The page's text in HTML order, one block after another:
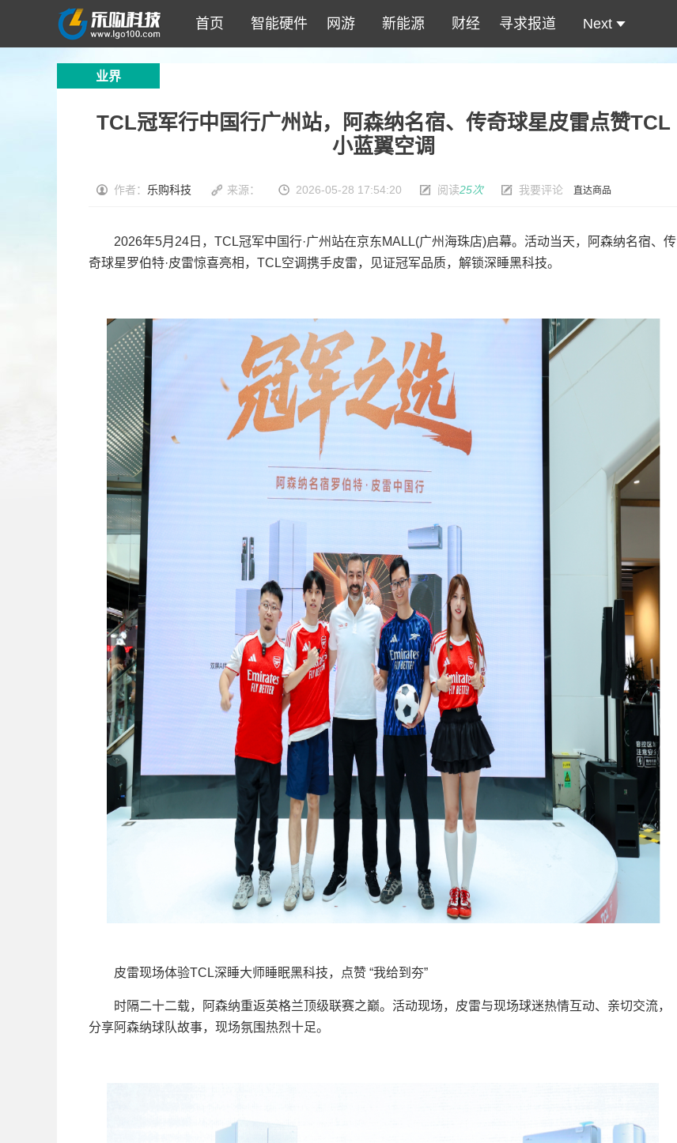
首页 智能硬件 网游 新能源 财经 寻求报道 Next
业界
TCL冠军行中国行广州站，阿森纳名宿、传奇球星皮雷点赞TCL
小蓝翼空调
作者： 乐购科技 来源： 2026-05-28 17:54:20 阅读25次 我要评论 直达商品
2026年5月24日，TCL冠军中国行·广州站在京东MALL(广州海珠店)启幕。活动当天，阿森纳名宿、传
奇球星罗伯特·皮雷惊喜亮相，TCL空调携手皮雷，见证冠军品质，解锁深睡黑科技。
皮雷现场体验TCL深睡大师睡眠黑科技，点赞 “我给到夯”
时隔二十二载，阿森纳重返英格兰顶级联赛之巅。活动现场，皮雷与现场球迷热情互动、亲切交流，
分享阿森纳球队故事，现场氛围热烈十足。